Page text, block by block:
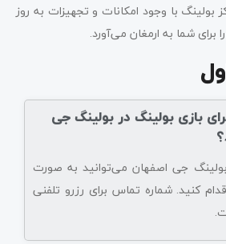
بولینگ با وجود امکانات و تجهیزات به روز
برای شما به ارمغان می‌آورد.
بازی بولینگ در بولینگ جی
بولینگ جی اصفهان می‌توانید به صورت
کنید. شماره تماس برای رزرو تلفنی